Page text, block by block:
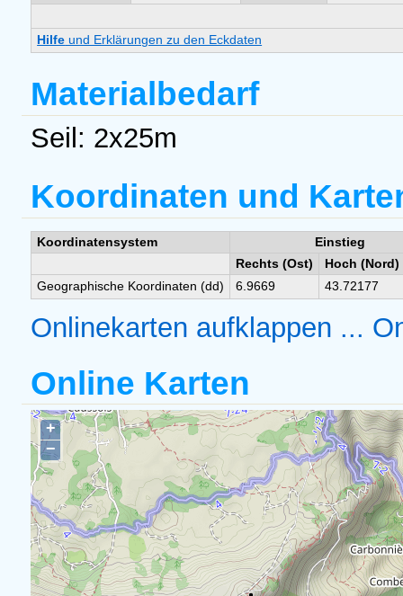
Hilfe und Erklärungen zu den Eckdaten
Materialbedarf
Seil: 2x25m
Koordinaten und
Koordinatensystem
Einstieg
Rechts (Ost)
Hoch (Nord)
Geographische Koordinaten (dd)
6.9669 43.72177
Onlinekarten aufklappen ...
Online Karten